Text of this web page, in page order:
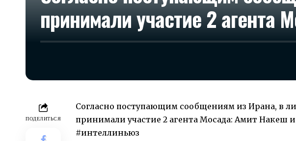
принимали участие 2 агента
ПОДЕЛИТЬСЯ
Согласно поступающим сообщениям из Ирана, в
принимали участие 2 агента Мосада: Амит Накеш
#интеллиньюз